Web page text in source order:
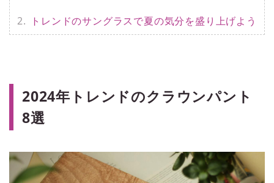
トレンドのサングラスで夏の気分を盛り上げよう
2024年トレンドのクラウンパント
8選